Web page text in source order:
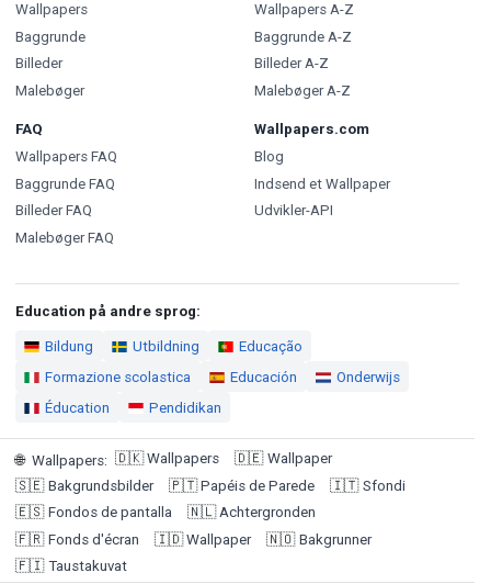
Wallpapers
Baggrunde
Billeder
Malebøger
Wallpapers A-Z
Baggrunde A-Z
Billeder A-Z
Malebøger A-Z
FAQ
Wallpapers FAQ
Baggrunde FAQ
Billeder FAQ
Malebøger FAQ
Wallpapers.com
Blog
Indsend et Wallpaper
Udvikler-API
Education på andre sprog:
Bildung Utbildning
Educação
Formazione scolastica
Educación
Onderwijs
Éducation
Pendidikan
🌐 Wallpapers: 🇩🇰 Wallpapers 🇩🇪 Wallpaper
🇸🇪 Bakgrundsbilder 🇵🇹 Papéis de Parede 🇮🇹 Sfondi
🇪🇸 Fondos de pantalla 🇳🇱 Achtergronden
🇫🇷 Fonds d'écran 🇮🇩 Wallpaper 🇳🇴 Bakgrunner
🇫🇮 Taustakuvat